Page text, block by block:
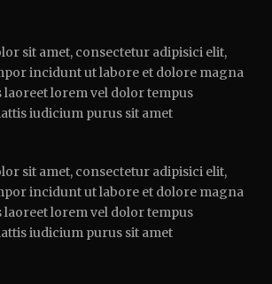
sit amet, consectetur adipisici elit,
incidunt ut labore et dolore magna
laoreet lorem vel dolor tempus
iudicium purus sit amet
sit amet, consectetur adipisici elit,
incidunt ut labore et dolore magna
laoreet lorem vel dolor tempus
iudicium purus sit amet